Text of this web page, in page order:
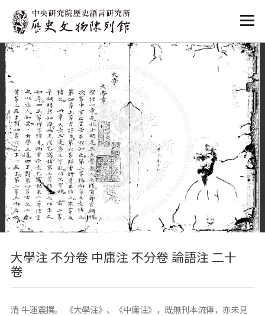
:::
大學注 不分卷 中庸注 不分卷 論語注 二十
卷
清 牛運震撰。 《大學注》、《中庸注》，既無刊本流傳，亦未見